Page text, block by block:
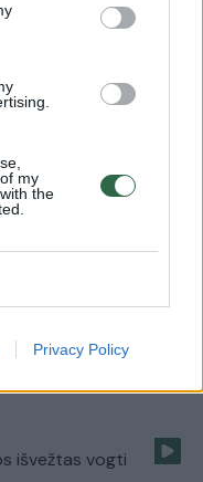
my
the
Privacy Policy
mergaičių šokiai
išvežtas vogti